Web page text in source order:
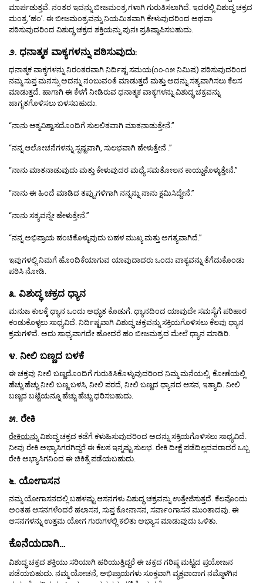
ಮಾರ್ಪಡುತ್ತವೆ. ನಂತರ ಇದನ್ನು ಬೀಜಮಂತ್ರ ಗಳಾಗಿ ಗುರುತಿಸಲಾಗಿದೆ. ಇದರಲ್ಲಿ ವಿಶುದ್ಧ ಚಕ್ರದ
ಮಂತ್ರ ‘ಹಂ’. ಈ ಬೀಜಮಂತ್ರವನ್ನು ನಿಯಮಿತವಾಗಿ ಕೇಳುವುದರಿಂದ ಅಥವಾ
ಪಠಿಸುವುದರಿಂದ ವಿಶುದ್ಧ ಚಕ್ರದ ಶಕ್ತಿಯನ್ನು ಪುನಃ ಪ್ರತಿಷ್ಠಾಪಿಸಬಹುದು.
೨. ಧನಾತ್ಮಕ ವಾಕ್ಯಗಳನ್ನು ಪಠಿಸುವುದು:
ಧನಾತ್ಮಕ ವಾಕ್ಯಗಳನ್ನು ನಿರಂತರವಾಗಿ ನಿರ್ದಿಷ್ಟ ಸಮಯ(೧೦-೧೫ ನಿಮಿಷ) ಪಠಿಸುವುದರಿಂದ
ನಮ್ಮ ಸುಪ್ತ ಮನಸ್ಸು ಅದನ್ನು ನಂಬುವಂತೆ ಮಾಡುತ್ತದೆ ಮತ್ತು ಅದನ್ನು ಸತ್ಯವಾಗಿಸಲು ಕೆಲಸ
ಮಾಡುತ್ತದೆ. ಹಾಗಾಗಿ ಈ ಕೆಳಗೆ ನೀಡಿರುವ ಧನಾತ್ಮಕ ವಾಕ್ಯಗಳನ್ನು ವಿಶುದ್ಧ ಚಕ್ರವನ್ನು
ಜಾಗೃತಗೊಳಿಸಲು ಬಳಸಬಹುದು.
“ನಾನು ಆತ್ಮವಿಶ್ವಾಸದೊಂದಿಗೆ ಸುಲಲಿತವಾಗಿ ಮಾತನಾಡುತ್ತೇನೆ.”
“ನನ್ನ ಆಲೋಚನೆಗಳನ್ನು ಸ್ಪಷ್ಟವಾಗಿ, ಸುಲಭವಾಗಿ ಹೇಳುತ್ತೇನೆ .”
“ನಾನು ಮಾತನಾಡುವುದು ಮತ್ತು ಕೇಳುವುದರ ಮಧ್ಯೆ ಸಮತೋಲನ ಕಾಯ್ದುಕೊಳ್ಳುತ್ತೇನೆ.”
“ನಾನು ಈ ಹಿಂದೆ ಮಾಡಿದ ತಪ್ಪುಗಳಿಗಾಗಿ ನನ್ನನ್ನು ನಾನು ಕ್ಷಮಿಸಿದ್ದೇನೆ.”
“ನಾನು ಸತ್ಯವನ್ನೇ ಹೇಳುತ್ತೇನೆ.”
“ನನ್ನ ಅಭಿಪ್ರಾಯ ಹಂಚಿಕೊಳ್ಳುವುದು ಬಹಳ ಮುಖ್ಯ ಮತ್ತು ಅಗತ್ಯವಾಗಿದೆ.”
ಇವುಗಳಲ್ಲಿ ನಿಮಗೆ ಹೊಂದಿಕೆಯಾಗುವ ಯಾವುದಾದರು ಒಂದು ವಾಕ್ಯವನ್ನು ತೆಗೆದುಕೊಂಡು
ಪಠಿಸಿ ನೋಡಿ.
೩. ವಿಶುದ್ಧ ಚಕ್ರದ ಧ್ಯಾನ
ಮನುಜ ಕುಲಕ್ಕೆ ಧ್ಯಾನ ಒಂದು ಅಧ್ಭುತ ಕೊಡುಗೆ. ಧ್ಯಾನದಿಂದ ಯಾವುದೇ ಸಮಸ್ಯೆಗೆ ಪರಿಹಾರ
ಕಂಡುಕೊಳ್ಳಲು ಸಾಧ್ಯವಿದೆ. ನಿರ್ದಿಷ್ಟವಾಗಿ ವಿಶುದ್ಧ ಚಕ್ರವನ್ನು ಸಕ್ರಿಯಗೊಳಿಸಲು ಕೆಲವು ಧ್ಯಾನ
ಕ್ರಮಗಳಿವೆ. ಅದು ಸಾಧ್ಯವಾಗದೇ ಹೋದರೆ ಹಂ ಬೀಜಮತ್ರದ ಮೇಲೆ ಧ್ಯಾನ ಮಾಡಿರಿ.
೪. ನೀಲಿ ಬಣ್ಣದ ಬಳಕೆ
ಈ ಚಕ್ರವು ನೀಲಿ ಬಣ್ಣದೊಂದಿಗೆ ಗುರುತಿಸಿಕೊಳ್ಳುವುದರಿಂದ ನಿಮ್ಮ ಮನೆಯಲ್ಲಿ, ಕೋಣೆಯಲ್ಲಿ
ಹೆಚ್ಚು ಹೆಚ್ಚು ನೀಲಿ ಬಣ್ಣ ಬಳಸಿ, ನೀಲಿ ಪರದೆ, ನೀಲಿ ಬಣ್ಣದ ಧ್ಯಾನದ ಆಸನ, ಇತ್ಯಾದಿ. ನೀಲಿ
ಬಣ್ಣದ ಬಟ್ಟೆಯನ್ನೂ ಹೆಚ್ಚು ಹೆಚ್ಚು ಧರಿಸಬಹುದು.
೫. ರೇಕಿ
ರೇಕಿಯನ್ನು ವಿಶುದ್ಧ ಚಕ್ರದ ಕಡೆಗೆ ಕಳುಹಿಸುವುದರಿಂದ ಅದನ್ನು ಸಕ್ರಿಯಗೊಳಿಸಲು ಸಾಧ್ಯವಿದೆ.
ನೀವು ರೇಕಿ ಅಭ್ಯಾಸಿಗರಗಿದ್ದರೆ ಈ ಕೆಲಸ ಇನ್ನಷ್ಟು ಸುಲಭ. ರೇಕಿ ದೀಕ್ಷೆ ಪಡೆದಿಲ್ಲದವರಾದರೆ ಒಬ್ಬ
ರೇಕಿ ಅಭ್ಯಾಸಿಗನಿಂದ ಈ ಚಿಕಿತ್ಸೆ ಪಡೆಯಬಹುದು.
೬. ಯೋಗಾಸನ
ನಮ್ಮ ಯೋಗಾಸನದಲ್ಲಿ ಬಹಳಷ್ಟು ಆಸನಗಳು ವಿಶುದ್ಧ ಚಕ್ರವನ್ನು ಉತ್ತೇಜಿಸುತ್ತದೆ. ಕೆಲವೊಂದು
ಅಂತಹ ಆಸನಗಳೆಂದರೆ ಹಲಾಸನ, ಸುಪ್ತ ಕೋನಾಸನ, ಸರ್ವಾಂಗಾಸನ ಮುಂತಾದವು. ಈ
ಆಸನಗಳನ್ನು ಉತ್ತಮ ಯೋಗ ಗುರುಗಳಲ್ಲಿ ಕಲಿತು ಅಭ್ಯಾಸ ಮಾಡುವುದು ಒಳಿತು.
ಕೊನೆಯದಾಗಿ…
ವಿಶುದ್ಧ ಚಕ್ರದ ಶಕ್ತಿಯು ಸರಿಯಾಗಿ ಹರಿಯುತ್ತಿದ್ದರೆ ಈ ಚಕ್ರದ ಗರಿಷ್ಠ ಮಟ್ಟದ ಪ್ರಯೋಜನ
ಪಡೆಯಬಹುದು. ನಮ್ಮ ಯೋಚನೆ, ಅಭಿಪ್ರಾಯಗಳು ಸೂಕ್ತವಾಗಿ ವ್ಯಕ್ತವಾದಾಗ ನಮ್ಮೊಳಗಿನ